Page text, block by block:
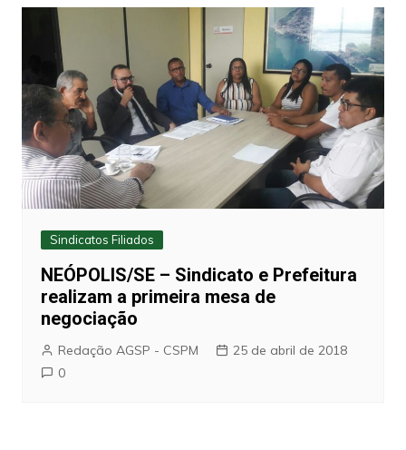
Sindicatos Filiados
NEÓPOLIS/SE – Sindicato e Prefeitura
realizam a primeira mesa de
negociação
Redação AGSP - CSPM
25 de abril de 2018
0